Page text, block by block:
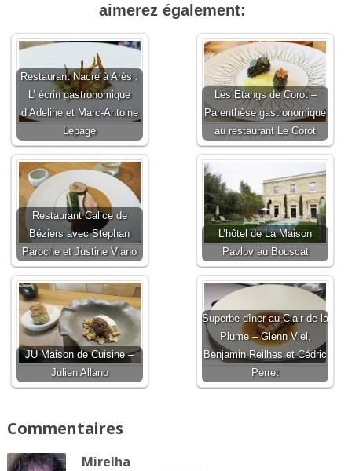
aimerez également:
Restaurant Nacre à Arès :
L’ écrin gastronomique
d’Adeline et Marc-Antoine
Lepage
Les Etangs de Corot –
Parenthèse gastronomique
au restaurant Le Corot
Restaurant Calice de
Béziers avec Stephan
Paroche et Justine Viano
L’hôtel de La Maison
Pavlov au Bouscat
JU Maison de Cuisine –
Julien Allano
Superbe dîner au Clair de la
Plume – Glenn Viel,
Benjamin Reilhes et Cédric
Perret
Commentaires
Mirelha